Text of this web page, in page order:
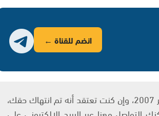
انضم للقناة ←
يتم الاستخدام المواد وفقًا للمادة 27 أ من قانون حقوق التأليف والنشر 2007، وإن كنت تعتقد أنه تم انتهاك حقك،